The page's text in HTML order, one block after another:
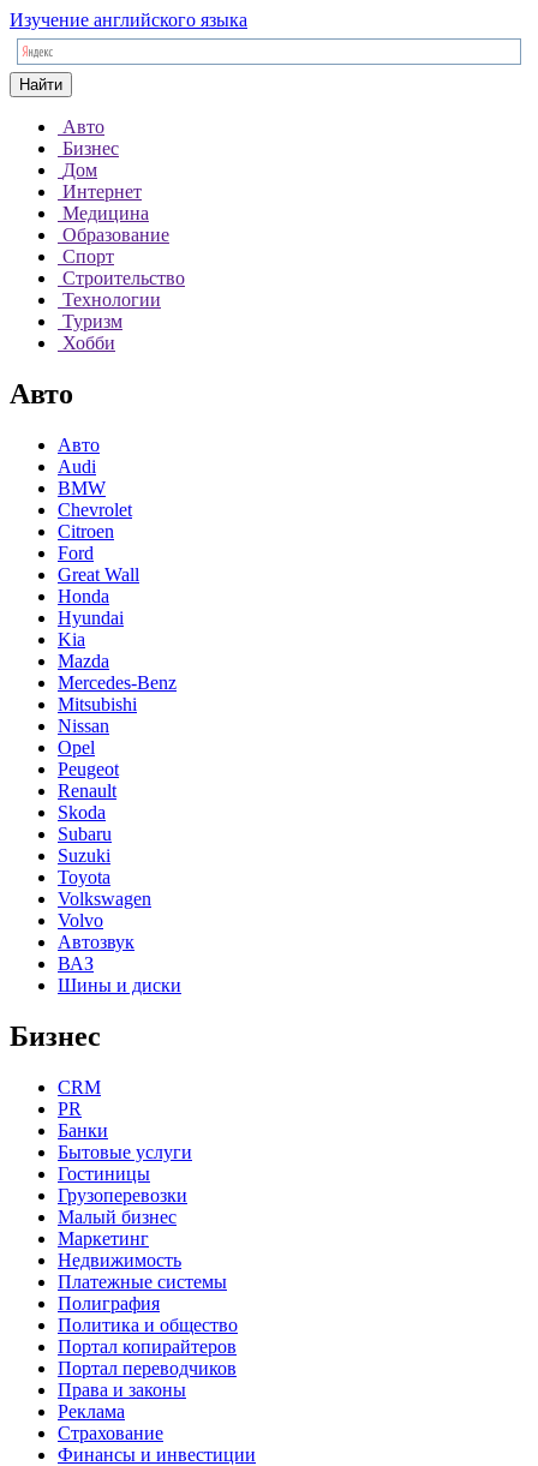
Изучение английского языка
Найти
Авто
Бизнес
Дом
Интернет
Медицина
Образование
Спорт
Строительство
Технологии
Туризм
Хобби
Авто
Авто
Audi
BMW
Chevrolet
Citroen
Ford
Great Wall
Honda
Hyundai
Kia
Mazda
Mercedes-Benz
Mitsubishi
Nissan
Opel
Peugeot
Renault
Skoda
Subaru
Suzuki
Toyota
Volkswagen
Volvo
Автозвук
ВАЗ
Шины и диски
Бизнес
CRM
PR
Банки
Бытовые услуги
Гостиницы
Грузоперевозки
Малый бизнес
Маркетинг
Недвижимость
Платежные системы
Полиграфия
Политика и общество
Портал копирайтеров
Портал переводчиков
Права и законы
Реклама
Страхование
Финансы и инвестиции